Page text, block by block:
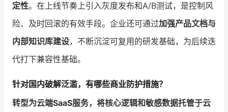
定性。在上线节奏上引入灰度发布和A/B测试，是控制风
险、及时回滚的有效手段。企业还可通过加强产品文档与
内部知识库建设，不断沉淀可复用的研发基础，为后续迭
代打下兼容性基础。
针对国内破解泛滥，有哪些商业防护措施？
转型为云端SaaS服务，将核心逻辑和敏感数据托管于云